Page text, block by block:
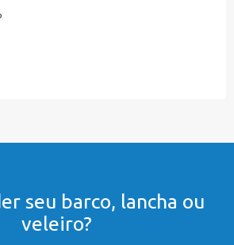
seu barco, lancha ou
veleiro?